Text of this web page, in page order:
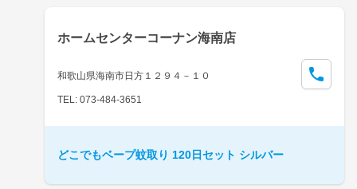
ホームセンターコーナン海南店
和歌山県海南市日方１２９４－１０
TEL: 073-484-3651
どこでもベープ蚊取り 120日セット シルバー